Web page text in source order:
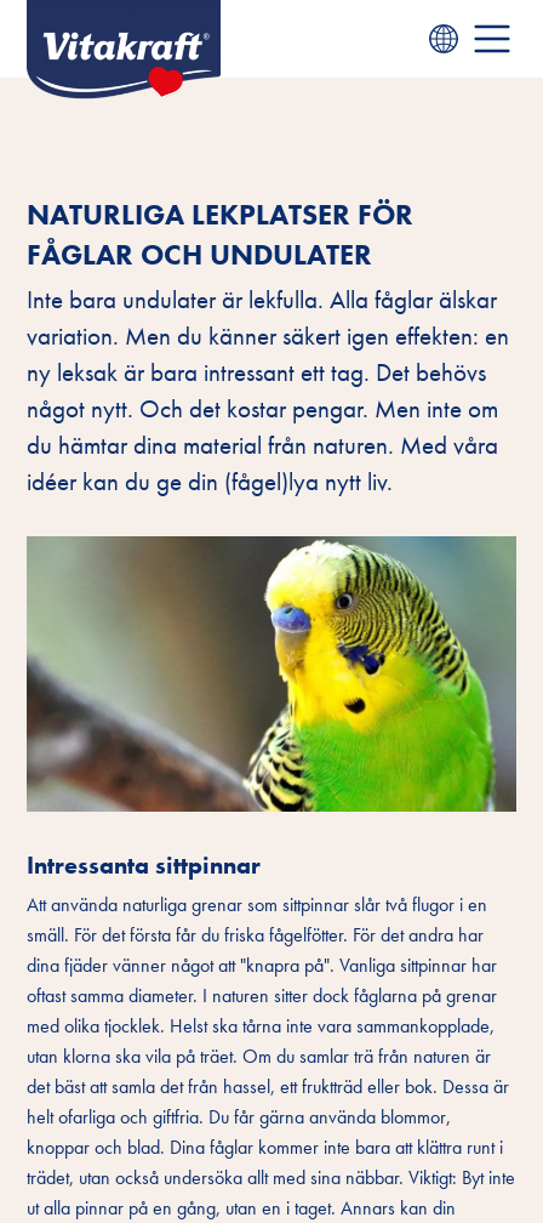
NATURLIGA LEKPLATSER FÖR
FÅGLAR OCH UNDULATER
Inte bara undulater är lekfulla. Alla fåglar älskar
variation. Men du känner säkert igen effekten: en
ny leksak är bara intressant ett tag. Det behövs
något nytt. Och det kostar pengar. Men inte om
du hämtar dina material från naturen. Med våra
idéer kan du ge din (fågel)lya nytt liv.
Intressanta sittpinnar
Att använda naturliga grenar som sittpinnar slår två flugor i en
smäll. För det första får du friska fågelfötter. För det andra har
dina fjäder vänner något att "knapra på". Vanliga sittpinnar har
oftast samma diameter. I naturen sitter dock fåglarna på grenar
med olika tjocklek. Helst ska tårna inte vara sammankopplade,
utan klorna ska vila på träet. Om du samlar trä från naturen är
det bäst att samla det från hassel, ett fruktträd eller bok. Dessa är
helt ofarliga och giftfria. Du får gärna använda blommor,
knoppar och blad. Dina fåglar kommer inte bara att klättra runt i
trädet, utan också undersöka allt med sina näbbar. Viktigt: Byt inte
ut alla pinnar på en gång, utan en i taget. Annars kan din